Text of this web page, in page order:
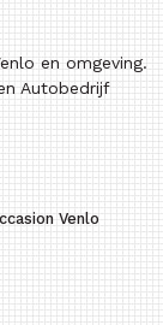
en omgeving.
Autobedrijf
Venlo